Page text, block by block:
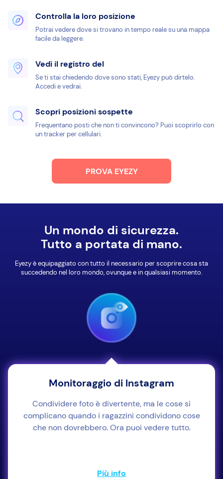
Controlla la loro posizione
Potrai vedere dove si trovano in tempo reale su una mappa
facile da leggere.
Vedi il registro del
Se ti stai chiedendo dove sono stati, Eyezy può dirtelo.
Accedi e vedrai.
Scopri posizioni sospette
Frequentano posti che non ti convincono? Puoi scoprirlo con
un tracker per cellulari.
PROVA EYEZY
Un mondo di sicurezza.
Tutto a portata di mano.
Eyezy è equipaggiato con tutto il necessario per scoprire cosa sta
succedendo nel loro mondo, ovunque e in qualsiasi momento.
Monitoraggio di Instagram
Condividere foto è divertente, ma le cose si
complicano quando i ragazzini condividono cose
che non dovrebbero. Ora puoi vedere tutto.
Più info